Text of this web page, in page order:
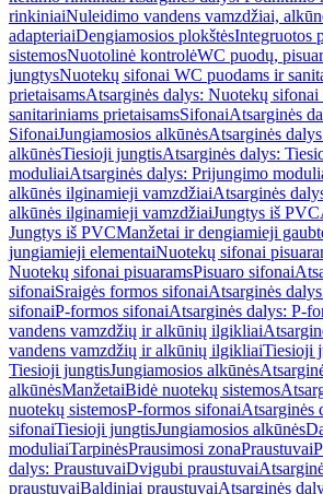
rinkiniaiNuleidimo vandens vamzdžiai,
adapteriaiDengiamosios plokštėsIntegruotos
sistemosNuotolinė kontrolėWC puodų,
jungtysNuotekų sifonai WC puodams ir
prietaisamsAtsarginės dalys: Nuotekų
sanitariniams prietaisamsSifonaiAtsarginės
SifonaiJungiamosios alkūnėsAtsarginės
alkūnėsTiesioji jungtisAtsarginės dalys:
moduliaiAtsarginės dalys: Prijungimo
alkūnės ilginamieji vamzdžiaiAtsarginės
alkūnės ilginamieji vamzdžiaiJungtys iš PVC
Jungtys iš PVCManžetai ir dengiamieji
jungiamieji elementaiNuotekų sifonai
Nuotekų sifonai pisuaramsPisuaro sifonai
sifonaiSraigės formos sifonaiAtsarginės
sifonaiP-formos sifonaiAtsarginės dalys: P-
vandens vamzdžių ir alkūnių ilgikliai
vandens vamzdžių ir alkūnių ilgikliaiTiesioji
Tiesioji jungtisJungiamosios alkūnės
alkūnėsManžetaiBidė nuotekų sistemos
nuotekų sistemosP-formos sifonaiAtsarginės
sifonaiTiesioji jungtisJungiamosios alkūnės
moduliaiTarpinėsPrausimosi zonaPraustuvai
dalys: PraustuvaiDvigubi praustuvai
praustuvaiBaldiniai praustuvaiAtsarginės